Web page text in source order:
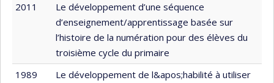
2011
Le développement d’une séquence
d’enseignement/apprentissage basée sur
l’histoire de la numération pour des élèves du
troisième cycle du primaire
1989
Le développement de l&apos;habilité à utiliser